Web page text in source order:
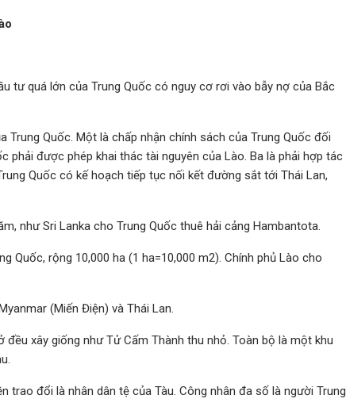
tư quá lớn của Trung Quốc có nguy cơ rơi vào bẫy nợ của Bắc
Quốc. Một là chấp nhận chính sách của Trung Quốc đối
phải được phép khai thác tài nguyên của Lào. Ba là phải hợp tác
Quốc có kế hoạch tiếp tục nối kết đường sắt tới Thái Lan,
như Sri Lanka cho Trung Quốc thuê hải cảng Hambantota.
Quốc, rộng 10,000 ha (1 ha=10,000 m2). Chính phủ Lào cho
(Miến Điện) và Thái Lan.
xây giống như Tử Cấm Thành thu nhỏ. Toàn bộ là một khu
trao đổi là nhân dân tệ của Tàu. Công nhân đa số là người Trung